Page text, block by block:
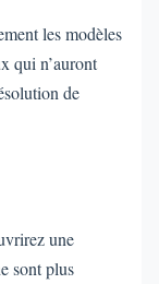
les modèles
qui n’auront
de
une
sont plus